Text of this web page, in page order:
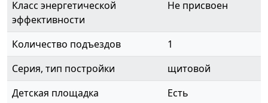
Класс энергетической
эффективности
Не присвоен
Количество подъездов
1
Серия, тип постройки
щитовой
Детская площадка
Есть